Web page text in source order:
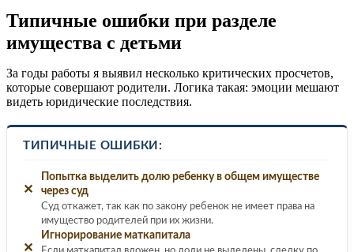
Типичные ошибки при разделе
имущества с детьми
За годы работы я выявил несколько критических просчетов,
которые совершают родители. Логика такая: эмоции мешают
видеть юридические последствия.
ТИПИЧНЫЕ ОШИБКИ:
✕
Попытка выделить долю ребенку в общем имуществе
через суд
Суд откажет, так как по закону ребенок не имеет права на
имущество родителей при их жизни.
✕
Игнорирование маткапитала